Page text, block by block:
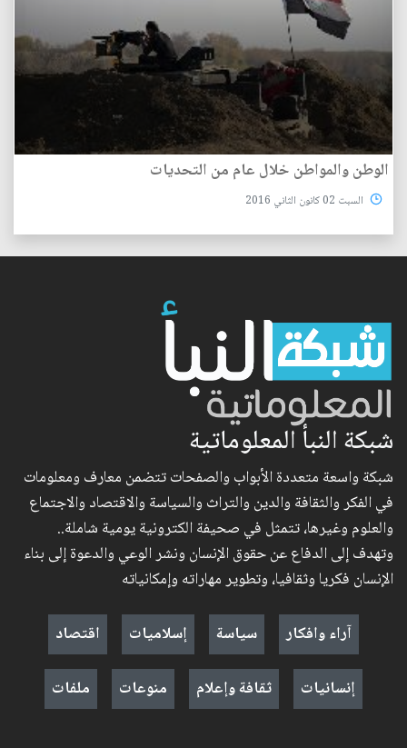
الوطن والمواطن خلال عام من التحديات
السبت 02 كانون الثاني 2016
شبكة النبأ المعلوماتية
شبكة واسعة متعددة الأبواب والصفحات تتضمن معارف ومعلومات
في الفكر والثقافة والدين والتراث والسياسة والاقتصاد والاجتماع
والعلوم وغيرها، تتمثل في صحيفة الكترونية يومية شاملة..
وتهدف إلى الدفاع عن حقوق الإنسان ونشر الوعي والدعوة إلى بناء
الإنسان فكريا وثقافيا، وتطوير مهاراته وإمكانياته
آراء وافكار
سياسة إسلاميات
اقتصاد
إنسانيات
ثقافة وإعلام منوعات ملفات